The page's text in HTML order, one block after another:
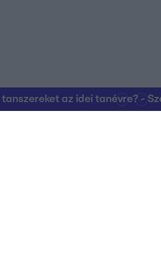
az idei tanévre? -